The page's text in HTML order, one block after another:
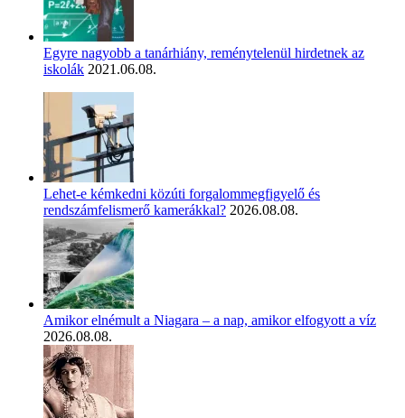
Egyre nagyobb a tanárhiány, reménytelenül hirdetnek az
iskolák 2021.06.08.
Lehet-e kémkedni közúti forgalommegfigyelő és
rendszámfelismerő kamerákkal? 2026.08.08.
Amikor elnémult a Niagara – a nap, amikor elfogyott a víz
2026.08.08.